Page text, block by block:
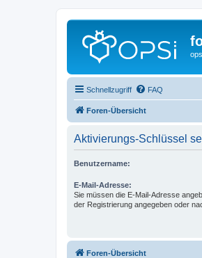
Schnellzugriff FAQ
Foren-Übersicht
Aktivierungs-Schlüssel
Benutzername:
E-Mail-Adresse:
Sie müssen die E-Mail-Adresse
der Registrierung angegeben oder
Foren-Übersicht